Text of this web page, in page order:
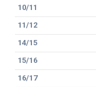
10/11
11/12
14/15
15/16
16/17